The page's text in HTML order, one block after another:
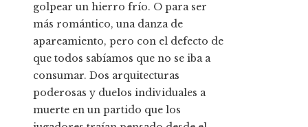
golpear un hierro frío. O para ser
más romántico, una danza de
apareamiento, pero con el defecto de
que todos sabíamos que no se iba a
consumar. Dos arquitecturas
poderosas y duelos individuales a
muerte en un partido que los